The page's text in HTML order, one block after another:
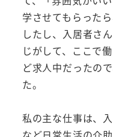
学させてもらった
したし、入居者さ
じがして、ここで
ど求人中だったの
た。
私の主な仕事は、